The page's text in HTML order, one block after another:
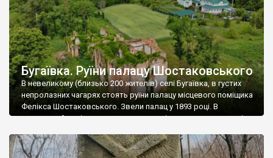
Бугаївка. Руїни палацу Шостаковського
В невеликому (близько 200 жителів) селі Бугаївка, в густих
непролазних чагарях стоять руїни палацу місцевого поміщика
Фелікса Шостаковського. Звели палац у 1893 році. В
радянський період у ньому спочатку містилася школа, потім
століття тут розмістили туберкульозну лікарню. Коли із
палацу виїхала лікарня – ми точно не […]